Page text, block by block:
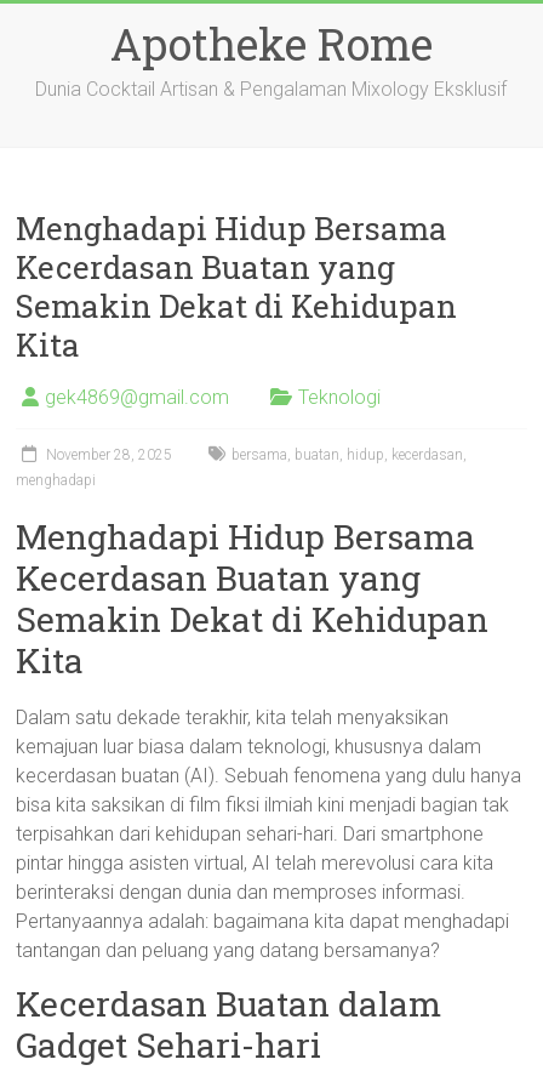
Apotheke Rome
Dunia Cocktail Artisan & Pengalaman Mixology Eksklusif
Menghadapi Hidup Bersama
Kecerdasan Buatan yang
Semakin Dekat di Kehidupan
Kita
gek4869@gmail.com Teknologi
November 28, 2025 bersama, buatan, hidup, kecerdasan,
menghadapi
Menghadapi Hidup Bersama
Kecerdasan Buatan yang
Semakin Dekat di Kehidupan
Kita
Dalam satu dekade terakhir, kita telah menyaksikan
kemajuan luar biasa dalam teknologi, khususnya dalam
kecerdasan buatan (AI). Sebuah fenomena yang dulu hanya
bisa kita saksikan di film fiksi ilmiah kini menjadi bagian tak
terpisahkan dari kehidupan sehari-hari. Dari smartphone
pintar hingga asisten virtual, AI telah merevolusi cara kita
berinteraksi dengan dunia dan memproses informasi.
Pertanyaannya adalah: bagaimana kita dapat menghadapi
tantangan dan peluang yang datang bersamanya?
Kecerdasan Buatan dalam
Gadget Sehari-hari